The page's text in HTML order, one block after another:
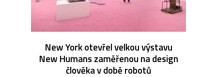
New York otevřel velkou výstavu
New Humans zaměřenou na design
člověka v době robotů